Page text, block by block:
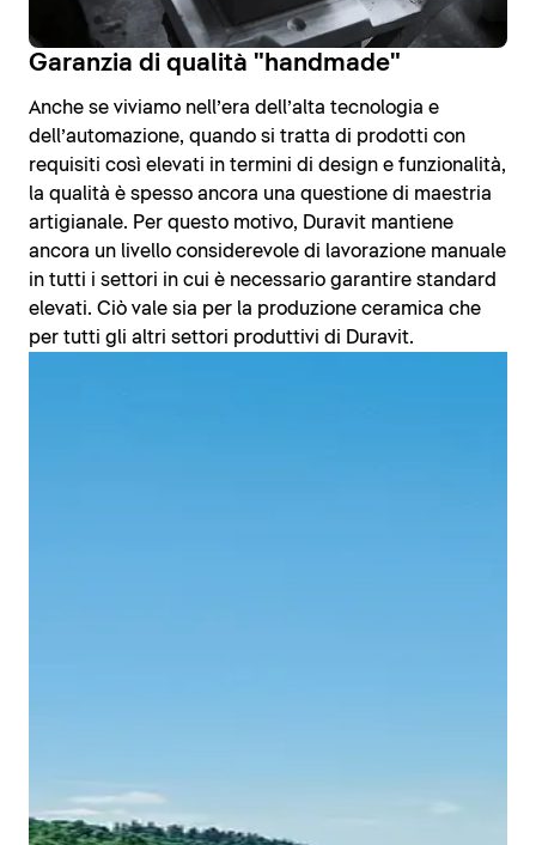
Garanzia di qualità "handmade"
Anche se viviamo nell’era dell’alta tecnologia e
dell’automazione, quando si tratta di prodotti con
requisiti così elevati in termini di design e funzionalità,
la qualità è spesso ancora una questione di maestria
artigianale. Per questo motivo, Duravit mantiene
ancora un livello considerevole di lavorazione manuale
in tutti i settori in cui è necessario garantire standard
elevati. Ciò vale sia per la produzione ceramica che
per tutti gli altri settori produttivi di Duravit.